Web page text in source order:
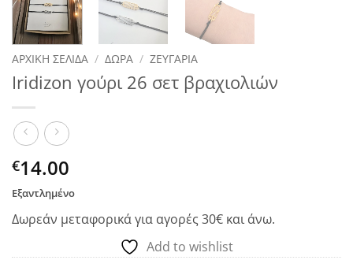
ΑΡΧΙΚΉ ΣΕΛΊΔΑ / ΔΏΡΑ / ΖΕΥΓΆΡΙΑ
Iridizon γούρι 26 σετ βραχιολιών
€14.00
Εξαντλημένο
Δωρεάν μεταφορικά για αγορές 30€ και άνω.
Add to wishlist